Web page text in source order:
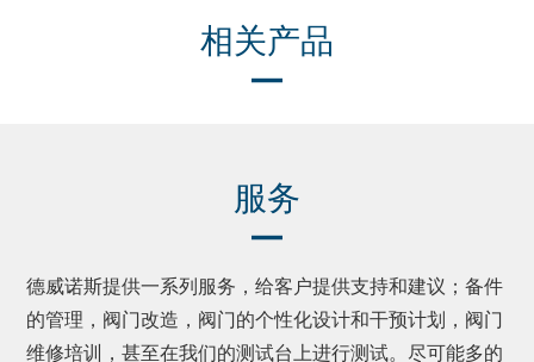
相关产品
服务
德威诺斯提供一系列服务，给客户提供支持和建议；备件
的管理，阀门改造，阀门的个性化设计和干预计划，阀门
维修培训，甚至在我们的测试台上进行测试。尽可能多的